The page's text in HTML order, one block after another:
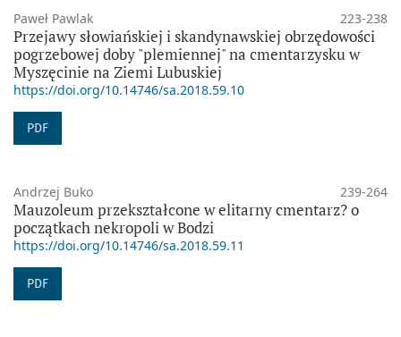
Paweł Pawlak 223-238
Przejawy słowiańskiej i skandynawskiej obrzędowości
pogrzebowej doby "plemiennej" na cmentarzysku w
Myszęcinie na Ziemi Lubuskiej
https://doi.org/10.14746/sa.2018.59.10
PDF
Andrzej Buko 239-264
Mauzoleum przekształcone w elitarny cmentarz? o
początkach nekropoli w Bodzi
https://doi.org/10.14746/sa.2018.59.11
PDF